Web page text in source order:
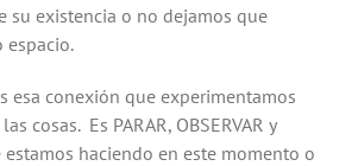
su existencia o no dejamos que
espacio.
esa conexión que experimentamos
cosas. Es PARAR, OBSERVAR y
estamos haciendo en este momento o